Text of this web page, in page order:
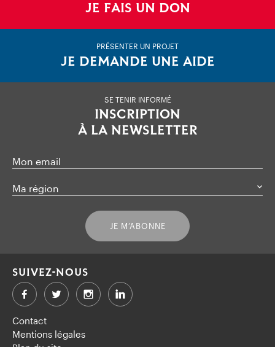
JE FAIS UN DON
PRÉSENTER UN PROJET
JE DEMANDE UNE AIDE
SE TENIR INFORMÉ
INSCRIPTION
À LA NEWSLETTER
Mon email
Ma région
JE M’ABONNE
Contact
Mentions légales
SUIVEZ-NOUS
FacebookTwitter LinkedIn